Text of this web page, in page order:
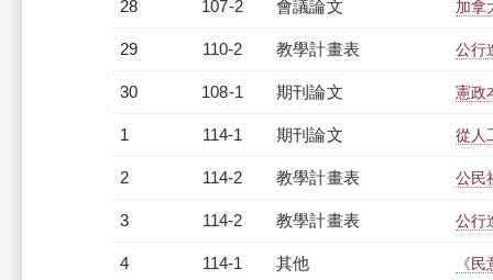
28 107-2 會議論文 加拿
29 110-2 教學計畫表 公行
30 108-1 期刊論文 憲政
1 114-1 期刊論文 從人
2 114-2 教學計畫表 公民
3 114-2 教學計畫表 公行
4 114-1 其他 《